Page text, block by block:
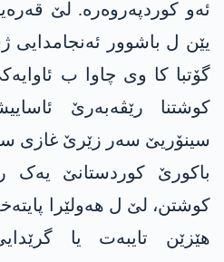
ئەو کوردپەروەرە. لێ
یێن ل باشوور ئەنجامدایی
گۆتبا کا وی چاوا ب
کوشتنا رێڤەبەرێ
سینۆریێ سەر زێرێ غازی
باکورێ کوردستانێ یەک
کوشتن، لێ ل ھەولێرا
ھێزێن تایبەت یا